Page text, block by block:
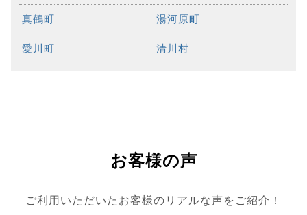
真鶴町 湯河原町
愛川町 清川村
お客様の声
ご利用いただいたお客様のリアルな声をご紹介！